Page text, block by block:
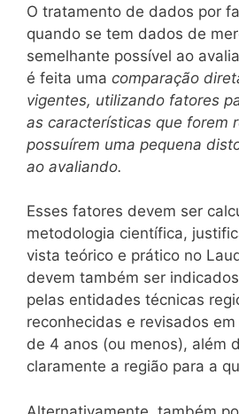
O tratamento de dados por
quando se tem dados de
semelhante possível ao
é feita uma comparação
vigentes, utilizando fatores
as características que forem
possuírem uma pequena
ao avaliando.
Esses fatores devem ser
metodologia científica,
vista teórico e prático no
devem também ser
pelas entidades técnicas
reconhecidas e revisados
de 4 anos (ou menos), além
claramente a região para a